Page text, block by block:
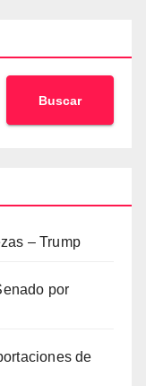
Buscar
– Trump
por
de